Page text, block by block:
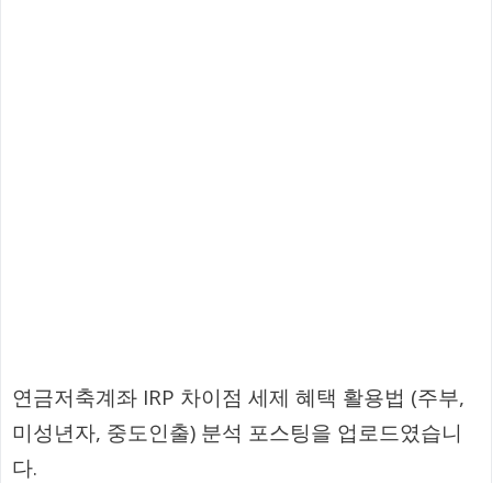
연금저축계좌 IRP 차이점 세제 혜택 활용법 (주부,
미성년자, 중도인출) 분석 포스팅을 업로드였습니
다.